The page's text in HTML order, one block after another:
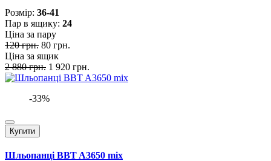
Розмiр: 36-41
Пар в ящику: 24
Ціна за пару
120 грн. 80 грн.
Ціна за ящик
2 880 грн. 1 920 грн.
-33%
Купити
Шльопанці BBT A3650 mix